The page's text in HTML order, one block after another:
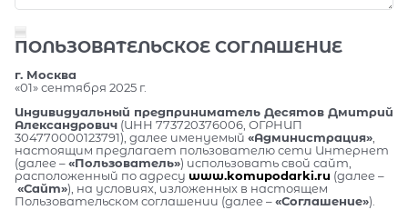
ПОЛЬЗОВАТЕЛЬСКОЕ СОГЛАШЕНИЕ
г. Москва
«01» сентября 2025 г.
Индивидуальный предприниматель Десятов Дмитрий
Александрович (ИНН 773720376006, ОГРНИП
304770000123791), далее именуемый «Администрация»,
настоящим предлагает пользователю сети Интернет
(далее –«Пользователь») использовать свой сайт,
расположенный по адресу www.komupodarki.ru (далее –
«Сайт»), на условиях, изложенных в настоящем
Пользовательском соглашении (далее –«Соглашение»).